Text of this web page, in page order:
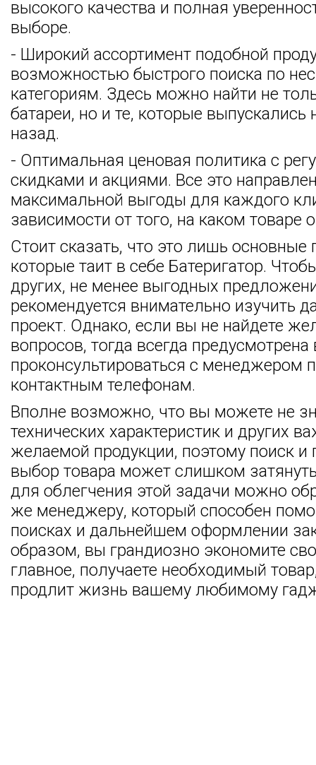
высокого качества и полная
выборе.
- Широкий ассортимент подобной
возможностью быстрого поиска по
категориям. Здесь можно найти не
батареи, но и те, которые выпускались
назад.
- Оптимальная ценовая политика с
скидками и акциями. Все это
максимальной выгоды для каждого
зависимости от того, на каком товаре
Стоит сказать, что это лишь основные
которые таит в себе Батеригатор.
других, не менее выгодных
рекомендуется внимательно изучить
проект. Однако, если вы не найдете
вопросов, тогда всегда
проконсультироваться с менеджером
контактным телефонам.
Вполне возможно, что вы можете не
технических характеристик и других
желаемой продукции, поэтому поиск
выбор товара может слишком
для облегчения этой задачи можно
же менеджеру, который способен
поисках и дальнейшем оформлении
образом, вы грандиозно экономите
главное, получаете необходимый
продлит жизнь вашему любимому